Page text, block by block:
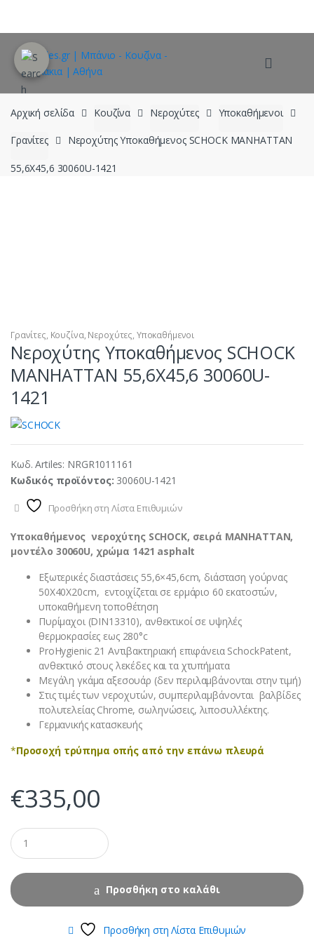
navigation
content
Αρχική σελίδα Κουζίνα Νεροχύτες Υποκαθήμενοι
Γρανίτες Νεροχύτης Υποκαθήμενος SCHOCK MANHATTAN
55,6X45,6 30060U-1421
Γρανίτες, Κουζίνα, Νεροχύτες, Υποκαθήμενοι
Νεροχύτης Υποκαθήμενος SCHOCK
MANHATTAN 55,6X45,6 30060U-
1421
Κωδ. Artiles: NRGR1011161
Κωδικός προϊόντος: 30060U-1421
Προσθήκη στη Λίστα Επιθυμιών
Υποκαθήμενος νεροχύτης SCHOCK, σειρά MANHATTAN,
μοντέλο 30060U, χρώμα 1421 asphalt
Eξωτερικές διαστάσεις 55,6×45,6cm, διάσταση γούρνας
50Χ40Χ20cm, εντοιχίζεται σε ερμάριο 60 εκατοστών,
υποκαθήμενη τοποθέτηση
Πυρίμαχοι (DIN13310), ανθεκτικοί σε υψηλές
θερμοκρασίες εως 280°c
ProHygienic 21 Αντιβακτηριακή επιφάνεια SchockPatent,
ανθεκτικό στους λεκέδες και τα χτυπήματα
Μεγάλη γκάμα αξεσουάρ (δεν περιλαμβάνονται στην τιμή)
Στις τιμές των νεροχυτών, συμπεριλαμβάνονται βαλβίδες
πολυτελείας Chrome, σωληνώσεις, λιποσυλλέκτης.
Γερμανικής κατασκευής
*Προσοχή τρύπημα οπής από την επάνω πλευρά
€335,00
Προσθήκη στο καλάθι
Προσθήκη στη Λίστα Επιθυμιών